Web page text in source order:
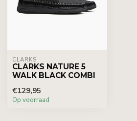
CLARKS
CLARKS NATURE 5
WALK BLACK COMBI
€129,95
Op voorraad